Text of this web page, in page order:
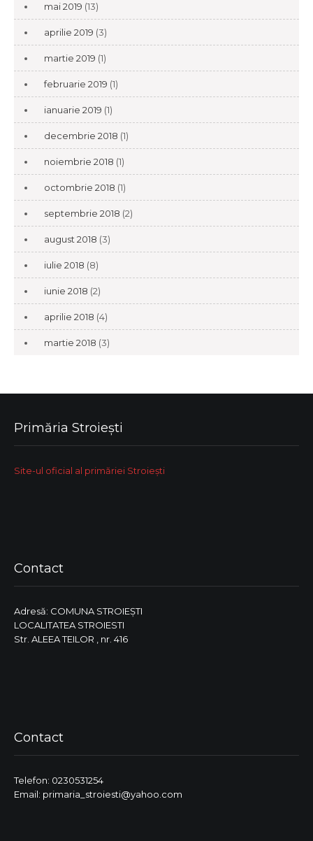
mai 2019 (13)
aprilie 2019 (3)
martie 2019 (1)
februarie 2019 (1)
ianuarie 2019 (1)
decembrie 2018 (1)
noiembrie 2018 (1)
octombrie 2018 (1)
septembrie 2018 (2)
august 2018 (3)
iulie 2018 (8)
iunie 2018 (2)
aprilie 2018 (4)
martie 2018 (3)
Primăria Stroiești
Site-ul oficial al primăriei Stroiești
Contact
Adresă: COMUNA STROIEŞTI
LOCALITATEA STROIESTI
Str. ALEEA TEILOR , nr. 416
Contact
Telefon: 0230531254
Email: primaria_stroiesti@yahoo.com